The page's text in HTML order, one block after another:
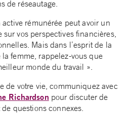
de réseautage.
rémunérée peut avoir un
vos perspectives financières,
Mais dans l’esprit de la
femme, rappelez-vous que
monde du travail ».
de votre vie, communiquez avec
Richardson pour discuter de
questions connexes.